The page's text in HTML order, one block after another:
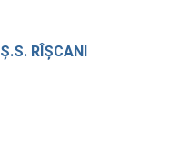
Ș.S. RÎȘCANI